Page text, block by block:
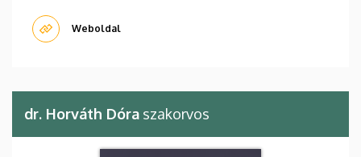
Weboldal
dr. Horváth Dóra szakorvos